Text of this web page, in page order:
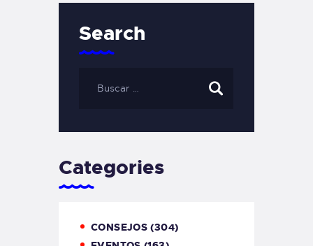
Search
Categories
CONSEJOS (304)